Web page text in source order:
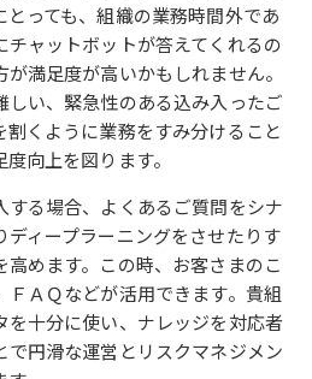
っても、組織の業務時間外であ
チャットボットが答えてくれるの
満足度が高いかもしれません。
しい、緊急性のある込み入ったご
くように業務をすみ分けること
向上を図ります。
する場合、よくあるご質問をシナ
ディープラーニングをさせたりす
高めます。この時、お客さまのこ
ＡＱなどが活用できます。貴組
を十分に使い、ナレッジを対応者
で円滑な運営とリスクマネジメン